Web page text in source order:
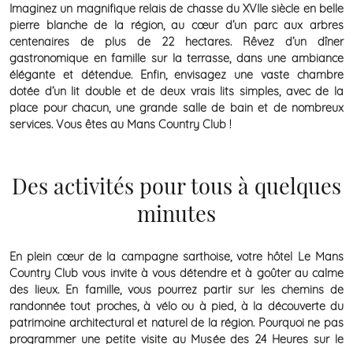
Imaginez un magnifique relais de chasse du XVIIe siècle en belle
pierre blanche de la région, au cœur d’un parc aux arbres
centenaires de plus de 22 hectares. Rêvez d’un dîner
gastronomique en famille sur la terrasse, dans une ambiance
élégante et détendue. Enfin, envisagez une vaste chambre
dotée d’un lit double et de deux vrais lits simples, avec de la
place pour chacun, une grande salle de bain et de nombreux
services. Vous êtes au Mans Country Club !
Des activités pour tous à quelques
minutes
En plein cœur de la campagne sarthoise, votre hôtel Le Mans
Country Club vous invite à vous détendre et à goûter au calme
des lieux. En famille, vous pourrez partir sur les chemins de
randonnée tout proches, à vélo ou à pied, à la découverte du
patrimoine architectural et naturel de la région. Pourquoi ne pas
programmer une petite visite au Musée des 24 Heures sur le